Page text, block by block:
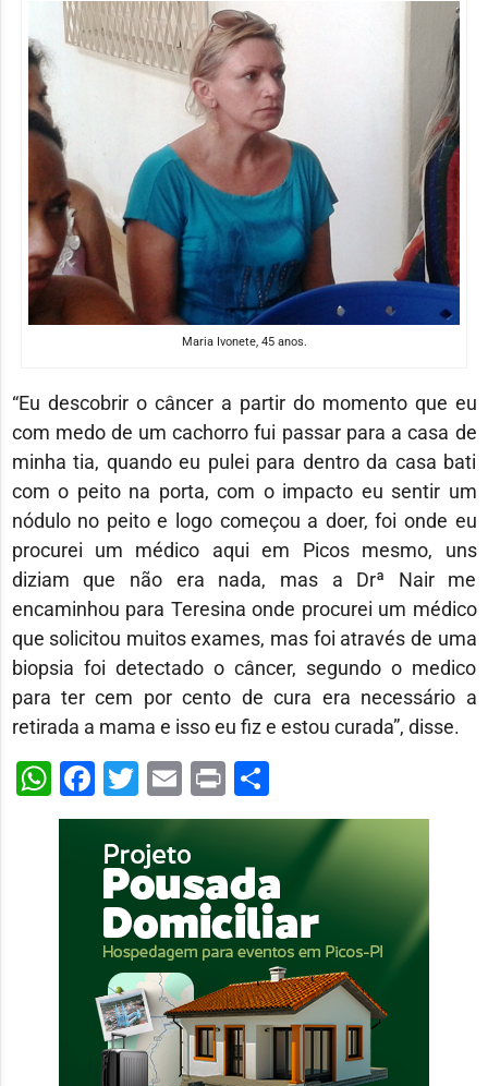
Maria Ivonete, 45 anos.
“Eu descobrir o câncer a partir do momento que eu
com medo de um cachorro fui passar para a casa de
minha tia, quando eu pulei para dentro da casa bati
com o peito na porta, com o impacto eu sentir um
nódulo no peito e logo começou a doer, foi onde eu
procurei um médico aqui em Picos mesmo, uns
diziam que não era nada, mas a Drª Nair me
encaminhou para Teresina onde procurei um médico
que solicitou muitos exames, mas foi através de uma
biopsia foi detectado o câncer, segundo o medico
para ter cem por cento de cura era necessário a
retirada a mama e isso eu fiz e estou curada”, disse.
WhatsApp
Facebook
Twitter
Email
PrintShare